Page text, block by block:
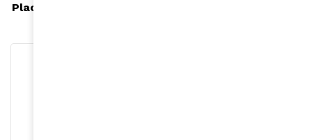
Placer les femmes au cœur de l'innovation sociale